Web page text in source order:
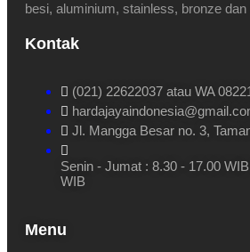
besi, aluminium, stainless, bronze dan
Kontak
(021) 22622037 atau WA
Jl. Mangga Besar no. 3,
Senin - Jumat : 8.30 - 17.00
WIB
Menu